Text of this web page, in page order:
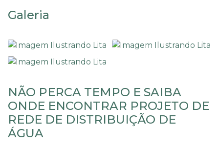
Galeria
NÃO PERCA TEMPO E SAIBA
ONDE ENCONTRAR PROJETO DE
REDE DE DISTRIBUIÇÃO DE
ÁGUA